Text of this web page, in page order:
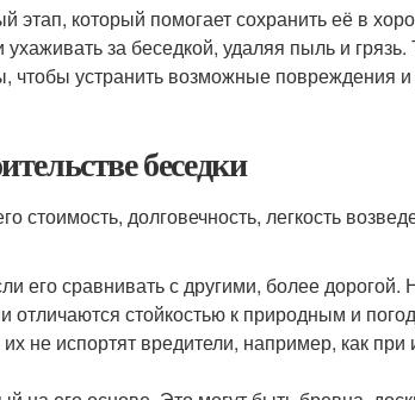
этап, который помогает сохранить её в
за беседкой, удаляя пыль и
чтобы устранить возможные повреждения и
беседки
долговечность, легкость
его сравнивать с другими, более дорогой.
отличаются стойкостью к природным и
не испортят вредители, например, как